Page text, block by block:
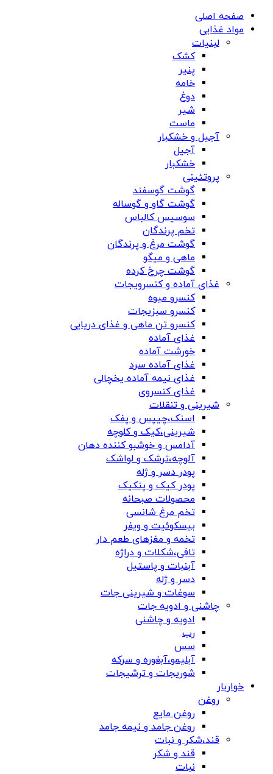
صفحه اصلی
مواد غذایی
لبنیات
کشک
پنیر
خامه
دوغ
شیر
ماست
آجیل و خشکبار
آجیل
خشکبار
پروتئینی
گوشت گوسفند
گوشت گاو و گوساله
سوسیس کالباس
تخم پرندگان
گوشت مرغ و پرندگان
ماهی و میگو
گوشت چرخ کرده
غذای آماده و کنسرویجات
کنسرو میوه
کنسرو سبزیجات
کنسرو تن ماهی و غذای دریایی
غذای آماده
خورشت آماده
غذای آماده سرد
غذای نیمه آماده یخچالی
غذای کنسروی
شیرینی و تنقلات
اسنک،چیپس و پفک
شیرینی،کیک و کلوچه
آدامس و خوشبو کننده دهان
آلوچه،ترشک و لواشک
پودر دسر و ژله
پودر کیک و پنکیک
محصولات صبحانه
تخم مرغ شانسی
بیسکوئیت و ویفر
تخمه و مغزهای طعم دار
تافی،شکلات و دراژه
آبنبات و پاستیل
دسر و ژله
سوغات و شیرینی جات
چاشنی و ادویه جات
ادویه و چاشنی
رب
سس
آبلیمو،آبغوره و سرکه
شوریجات و ترشیجات
خواربار
روغن
روغن مایع
روغن جامد و نیمه جامد
قند،شکر و نبات
قند و شکر
نبات